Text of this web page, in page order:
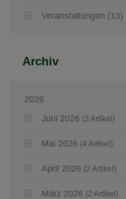
Veranstaltungen (13)
Archiv
2026
Juni 2026 (3 Artikel)
Mai 2026 (4 Artikel)
April 2026 (2 Artikel)
März 2026 (2 Artikel)